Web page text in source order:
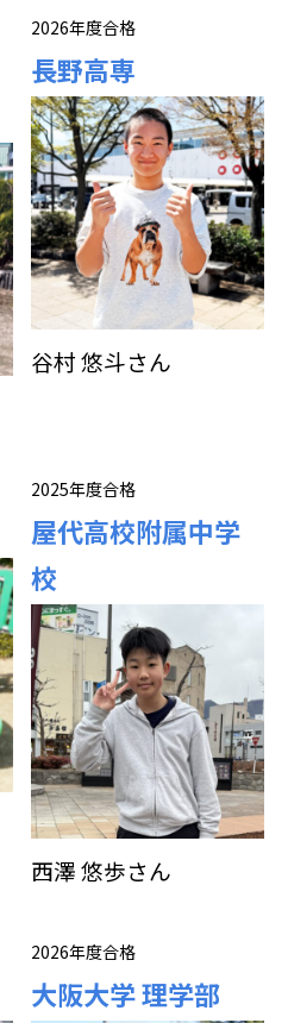
2026年度合格
長野高専
谷村 悠斗さん
2025年度合格
屋代高校附属中学
校
西澤 悠歩さん
2026年度合格
大阪大学 理学部